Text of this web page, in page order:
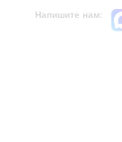
Напишите нам: